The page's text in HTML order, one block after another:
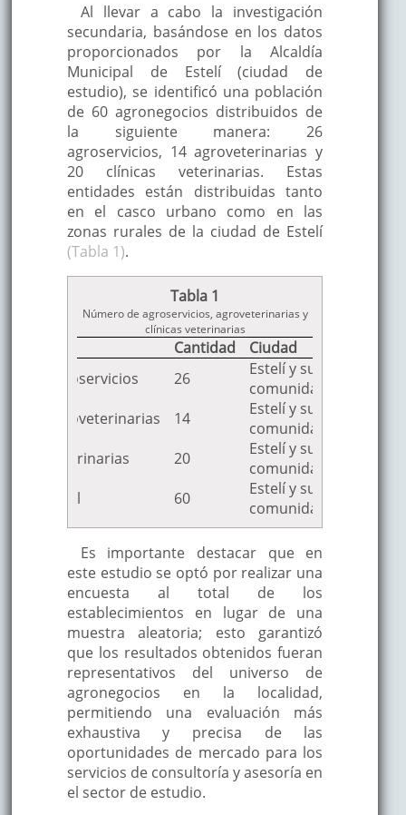
Al llevar a cabo la investigación
secundaria, basándose en los datos
proporcionados por la Alcaldía
Municipal de Estelí (ciudad de
estudio), se identificó una población
de 60 agronegocios distribuidos de
la siguiente manera: 26
agroservicios, 14 agroveterinarias y
20 clínicas veterinarias. Estas
entidades están distribuidas tanto
en el casco urbano como en las
zonas rurales de la ciudad de Estelí
(Tabla 1).
Tabla 1
Número de agroservicios, agroveterinarias y
clínicas veterinarias
Cantidad
Ciudad
Agroservicios
26
Estelí y sus
comunidades
Agroveterinarias
14
Estelí y sus
comunidades
Veterinarias
20
Estelí y sus
comunidades
Total
60
Estelí y sus
comunidades
Es importante destacar que en
este estudio se optó por realizar una
encuesta al total de los
establecimientos en lugar de una
muestra aleatoria; esto garantizó
que los resultados obtenidos fueran
representativos del universo de
agronegocios en la localidad,
permitiendo una evaluación más
exhaustiva y precisa de las
oportunidades de mercado para los
servicios de consultoría y asesoría en
el sector de estudio.